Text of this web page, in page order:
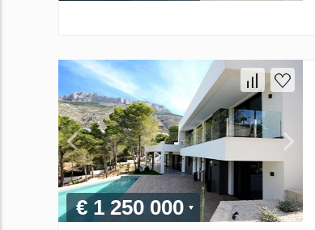
€ 1 250 000